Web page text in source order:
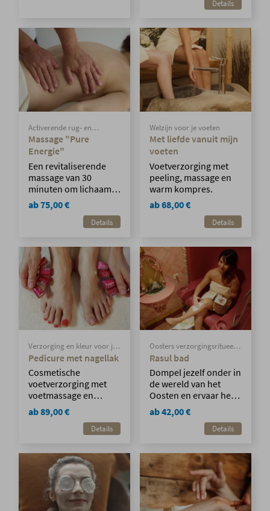
bevorderen diepe
mentale en fysieke
ontspanning.
op een zijdezachte
Details
Activerende rug- en
energiepuntmassage voor
hernieuwde kracht.
Massage "Pure
Energie"
Een revitaliserende
massage van 30
minuten om lichaam
en geest te
verkwikken.
energiepunten
stimuleren de
energiestroom –
inclusief een
natuurlijke
energiedrank.
ab 75,00 €
Details
Welzijn voor je voeten
Met liefde vanuit mijn
voeten
Voetverzorging met
peeling, massage en
warm kompres.
ab 68,00 €
Details
Verzorging en kleur voor je
voeten
Pedicure met nagellak
Cosmetische
voetverzorging met
voetmassage en
nagellak.
ab 89,00 €
Details
Oosters verzorgingsritueel –
reiniging, verzorging en
Rasul bad
Dompel jezelf onder in
de wereld van het
Oosten en ervaar het
traditionele Rasul-bad
– een sensuele
rustgevende warmte
en zachte
kruidenstoom.
ab 42,00 €
Details